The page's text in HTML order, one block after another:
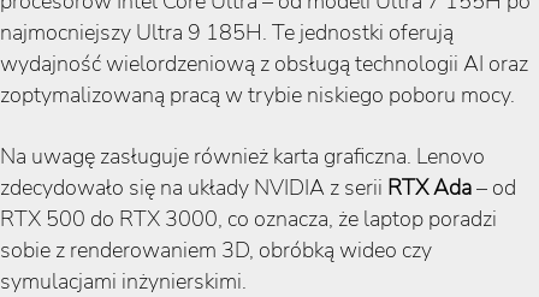
najmocniejszy Ultra 9 185H. Te jednostki oferują
wydajność wielordzeniową z obsługą technologii AI oraz
zoptymalizowaną pracą w trybie niskiego poboru mocy.
Na uwagę zasługuje również karta graficzna. Lenovo
zdecydowało się na układy NVIDIA z serii RTX Ada– od
RTX 500 do RTX 3000, co oznacza, że laptop poradzi
sobie z renderowaniem 3D, obróbką wideo czy
symulacjami inżynierskimi.